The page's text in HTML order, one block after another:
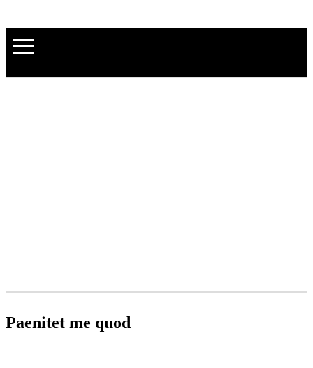
Paenitet me quod